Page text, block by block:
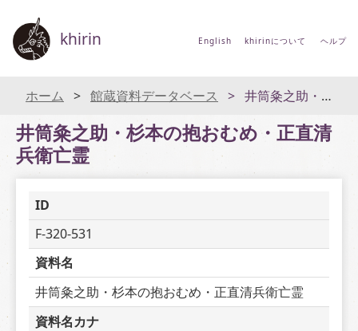
khirin English khirinについて ヘルプ
ホーム 館蔵資料データベース 井筒粂之助・杉本の抱おむめ・正直清兵衛亡霊
井筒粂之助・杉本の抱おむめ・正直清
兵衛亡霊
ID
F-320-531
資料名
井筒粂之助・杉本の抱おむめ・正直清兵衛亡霊
資料名カナ